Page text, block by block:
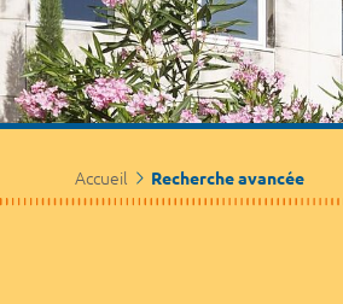
Accueil Recherche avancée